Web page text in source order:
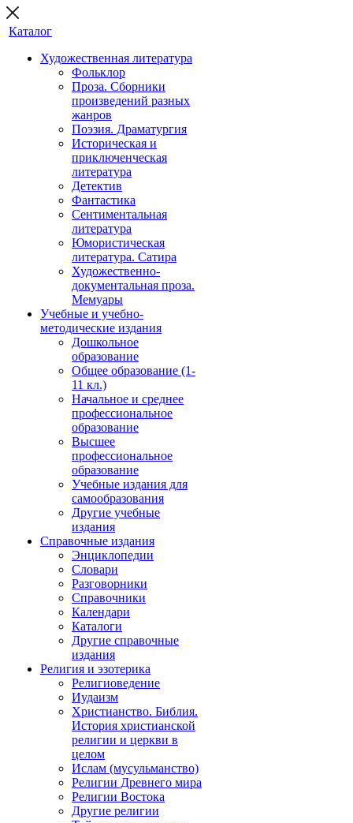
Каталог
Художественная литература
Фольклор
Проза. Сборники
произведений разных
жанров
Поэзия. Драматургия
Историческая и
приключенческая
литература
Детектив
Фантастика
Сентиментальная
литература
Юмористическая
литература. Сатира
Художественно-
документальная проза.
Мемуары
Учебные и учебно-
методические издания
Дошкольное
образование
Общее образование (1-
11 кл.)
Начальное и среднее
профессиональное
образование
Высшее
профессиональное
образование
Учебные издания для
самообразования
Другие учебные
издания
Справочные издания
Энциклопедии
Словари
Разговорники
Справочники
Календари
Каталоги
Другие справочные
издания
Религия и эзотерика
Религиоведение
Иудаизм
Христианство. Библия.
История христианской
религии и церкви в
целом
Ислам (мусульманство)
Религии Древнего мира
Религии Востока
Другие религии